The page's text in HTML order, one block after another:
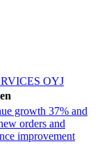
OYJ
growth 37% and
orders and
improvement